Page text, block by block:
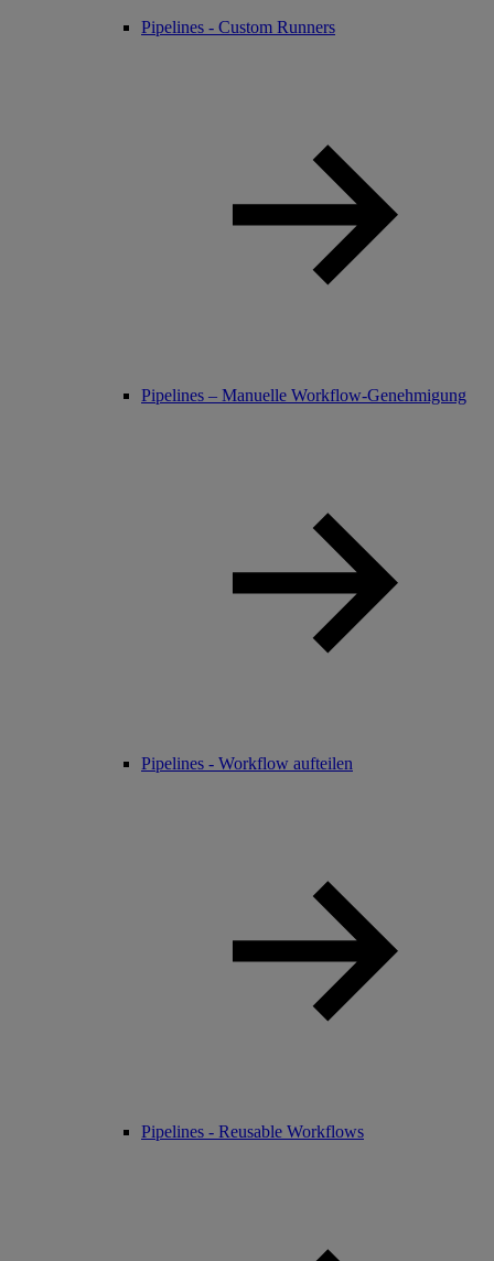
Pipelines - Custom Runners
Pipelines – Manuelle Workflow-Genehmigung
Pipelines - Workflow aufteilen
Pipelines - Reusable Workflows